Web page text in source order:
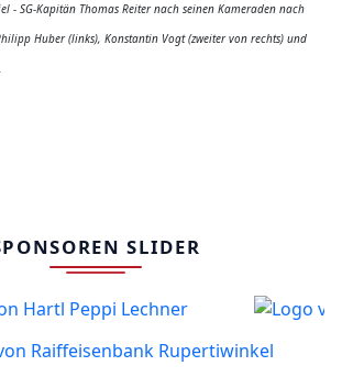
- SG-Kapitän Thomas Reiter nach seinen Kameraden nach
Huber (links), Konstantin Vogt (zweiter von rechts) und
SLIDER